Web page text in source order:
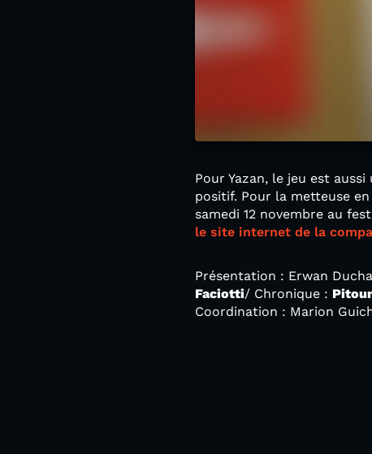
Pour Yazan, le jeu est
positif. Pour la metteuse
samedi 12 novembre au
le site internet de la
Présentation : Erwan
Faciotti/ Chronique :
Coordination : Marion